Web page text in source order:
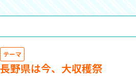
テーマ
長野県は今、大収穫祭